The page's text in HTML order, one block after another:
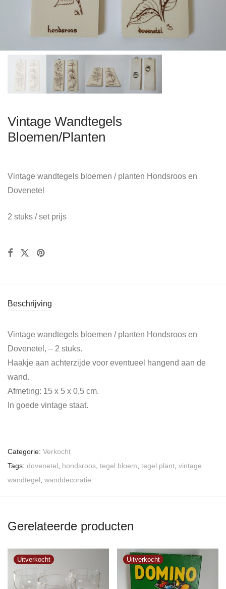
Vintage Wandtegels
Bloemen/Planten
Vintage wandtegels bloemen / planten Hondsroos en
Dovenetel
2 stuks / set prijs
Beschrijving
Vintage wandtegels bloemen / planten Hondsroos en
Dovenetel, – 2 stuks.
Haakje aan achterzijde voor eventueel hangend aan de
wand.
Afmeting: 15 x 5 x 0,5 cm.
In goede vintage staat.
Categorie: Verkocht
Tags: dovenetel hondsroos tegel bloem tegel plant vintage
wandtegel wanddecoratie
Gerelateerde producten